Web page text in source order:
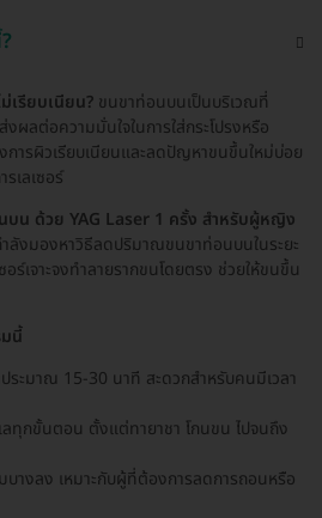
เรียบเนียน? ขนขาท่อนบนเป็นบริเวณที่
ผลต่อความมั่นใจในการใส่กระโปรงหรือ
รผิวเรียบเนียนและลดปัญหาขนขึ้นใหม่บ่อย
เลเซอร์
บน ด้วย YAG Laser 1 ครั้ง สำหรับผู้หญิง
ลังมองหาวิธีลดปริมาณขนขาท่อนบนในระยะ
ร์เจาะจงทำลายรากขนโดยตรง ช่วยให้ขนขึ้น
นี้
ประมาณ 15-30 นาที สะดวกสำหรับคนมีเวลา
ลทุกขั้นตอน ตั้งแต่ทายาชา โกนขน ไปจนถึง
างลง เหมาะกับผู้ที่ต้องการลดการถอนหรือ